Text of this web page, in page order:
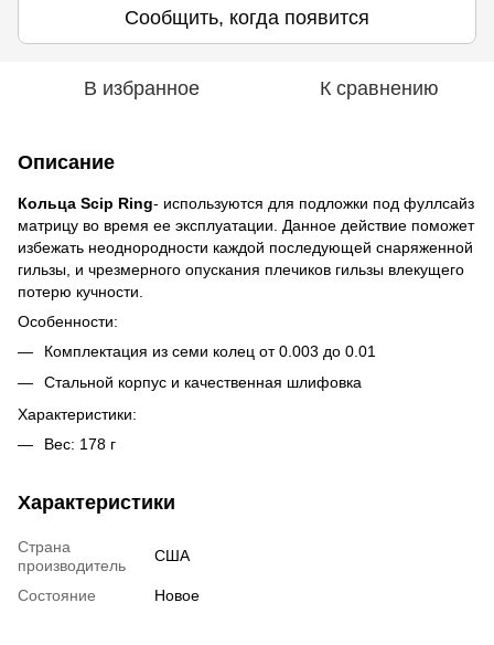
Сообщить, когда появится
В избранное К сравнению
Описание
Кольца Scip Ring- используются для подложки под фуллсайз
матрицу во время ее эксплуатации. Данное действие поможет
избежать неоднородности каждой последующей снаряженной
гильзы, и чрезмерного опускания плечиков гильзы влекущего
потерю кучности.
Особенности:
Комплектация из семи колец от 0.003 до 0.01
Стальной корпус и качественная шлифовка
Характеристики:
Вес: 178 г
Характеристики
Страна
производитель
США
Состояние Новое